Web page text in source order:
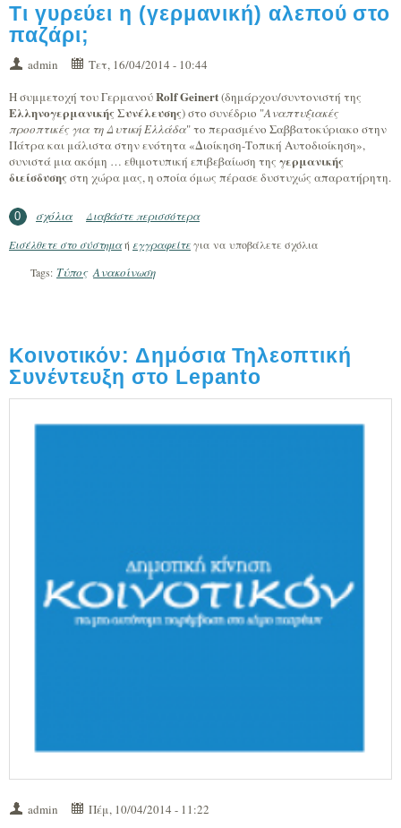
Τι γυρεύει η (γερμανική) αλεπού στο
παζάρι;
admin
Τετ, 16/04/2014 - 10:44
Η συμμετοχή του ΓερμανούRolf Geinert(δημάρχου/συντονιστή της
Ελληνογερμανικής Συνέλευσης) στο συνέδριο "Αναπτυξιακές
προοπτικές για τη Δυτική Ελλάδα" το περασμένο Σαββατοκύριακο στην
Πάτρα και μάλιστα στην ενότητα «Διοίκηση-Τοπική Αυτοδιοίκηση»,
συνιστά μια ακόμη … εθιμοτυπική επιβεβαίωση της γερμανικής
διείσδυσης στη χώρα μας, η οποία όμως πέρασε δυστυχώς απαρατήρητη.
0 σχόλια Διαβάστε περισσότεραγια Τι γυρεύει η (γερμανική) αλεπού στο
Εισέλθετε στο σύστημαή εγγραφείτεγια να υποβάλετε σχόλια
Tags: Τύπος Ανακοίνωση
Κοινοτικόν: Δημόσια Τηλεοπτική
Συνέντευξη στο Lepanto
admin Πέμ, 10/04/2014 - 11:22